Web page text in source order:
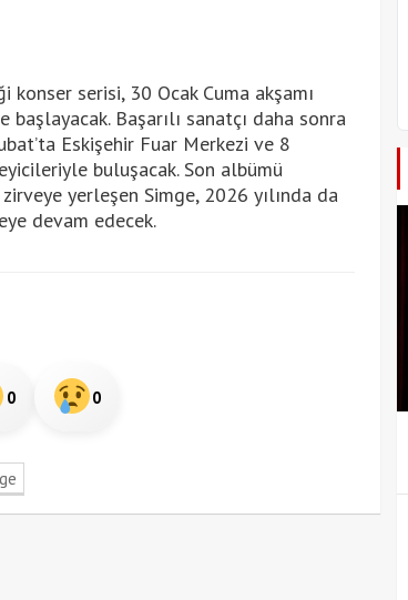
konser serisi, 30 Ocak Cuma akşamı
Başarılı sanatçı daha sonra
Eskişehir Fuar Merkezi ve 8
buluşacak. Son albümü
yerleşen Simge, 2026 yılında da
devam edecek.
0 0